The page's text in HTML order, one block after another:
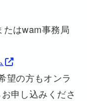
たはwam事務局
望の方もオンラ
申し込みくださ